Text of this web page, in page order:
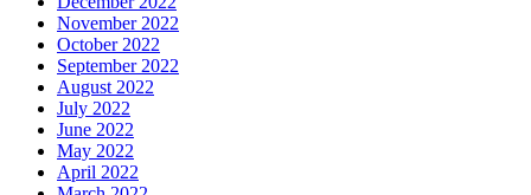
November 2022
October 2022
September 2022
August 2022
July 2022
June 2022
May 2022
April 2022